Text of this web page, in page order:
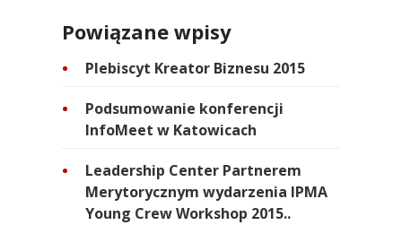
Powiązane wpisy
Plebiscyt Kreator Biznesu 2015
Podsumowanie konferencji
InfoMeet w Katowicach
Leadership Center Partnerem
Merytorycznym wydarzenia IPMA
Young Crew Workshop 2015..